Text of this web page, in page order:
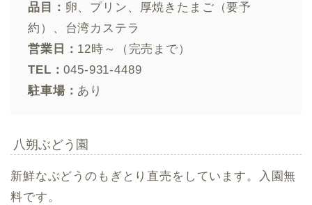
品目： 卵、プリン、厚焼きたまご（要予
約）、台湾カステラ
営業日： 12時～（完売まで）
TEL：045-931-4489
駐車場： あり
八朔ぶどう園
新鮮なぶどうのもぎとり直売をしています。入園無
料です。